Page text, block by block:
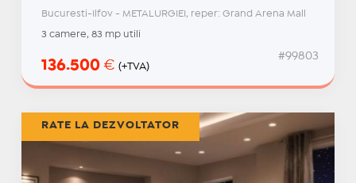
Bucuresti-Ilfov - METALURGIEI, reper: Grand Arena Mall
3 camere, 83 mp utili
136.500 € (+TVA)
#99803
RATE LA DEZVOLTATOR